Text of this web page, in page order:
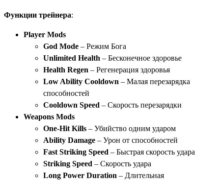
Функции трейнера:
Player Mods
God Mode – Режим Бога
Unlimited Health – Бесконечное здоровье
Health Regen – Регенерация здоровья
Low Ability Cooldown – Малая перезарядка
способностей
Cooldown Speed – Скорость перезарядки
Weapons Mods
One-Hit Kills – Убийство одним ударом
Ability Damage – Урон от способностей
Fast Striking Speed – Быстрая скорость удара
Striking Speed – Скорость удара
Long Power Duration – Длительная